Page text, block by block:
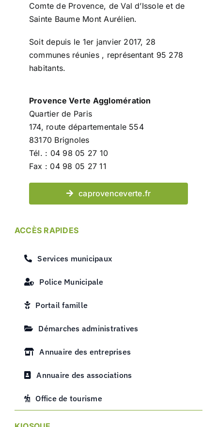
Comte de Provence, de Val d’Issole et de
Sainte Baume Mont Aurélien.
Soit depuis le 1er janvier 2017, 28
communes réunies , représentant 95 278
habitants.
Provence Verte Agglomération
Quartier de Paris
174, route départementale 554
83170 Brignoles
Tél. : 04 98 05 27 10
Fax : 04 98 05 27 11
caprovenceverte.fr
ACCÈS RAPIDES
Services municipaux
Police Municipale
Portail famille
Démarches administratives
Annuaire des entreprises
Annuaire des associations
Office de tourisme